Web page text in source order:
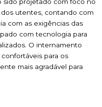
projetado com foco no
utentes, contando com
com as exigências das
com tecnologia para
O internamento
para os
mais agradável para